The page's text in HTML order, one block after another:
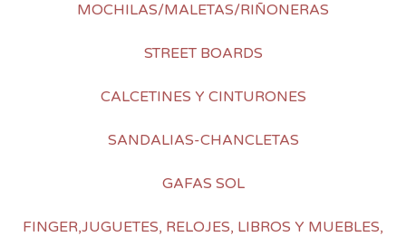
MOCHILAS/MALETAS/RIÑONERAS
STREET BOARDS
CALCETINES Y CINTURONES
SANDALIAS-CHANCLETAS
GAFAS SOL
FINGER,JUGUETES, RELOJES, LIBROS Y MUEBLES,